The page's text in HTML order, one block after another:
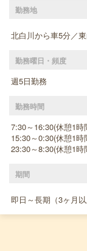
勤務地
北白川から車5分／
勤務曜日・頻度
週5日勤務
勤務時間
7:30～16:30(休憩1時
15:30～0:30(休憩1時
23:30～8:30(休憩1時
期間
即日～長期（3ヶ月